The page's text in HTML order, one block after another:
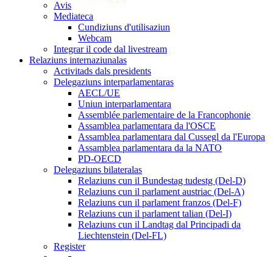
Avis
Mediateca
Cundiziuns d'utilisaziun
Webcam
Integrar il code dal livestream
Relaziuns internaziunalas
Activitads dals presidents
Delegaziuns interparlamentaras
AECL/UE
Uniun interparlamentara
Assemblée parlementaire de la Francophonie
Assamblea parlamentara da l'OSCE
Assamblea parlamentara dal Cussegl da l'Europa
Assamblea parlamentara da la NATO
PD-OECD
Delegaziuns bilateralas
Relaziuns cun il Bundestag tudestg (Del-D)
Relaziuns cun il parlament austriac (Del-A)
Relaziuns cun il parlament franzos (Del-F)
Relaziuns cun il parlament talian (Del-I)
Relaziuns cun il Landtag dal Principadi da
Liechtenstein (Del-FL)
Register